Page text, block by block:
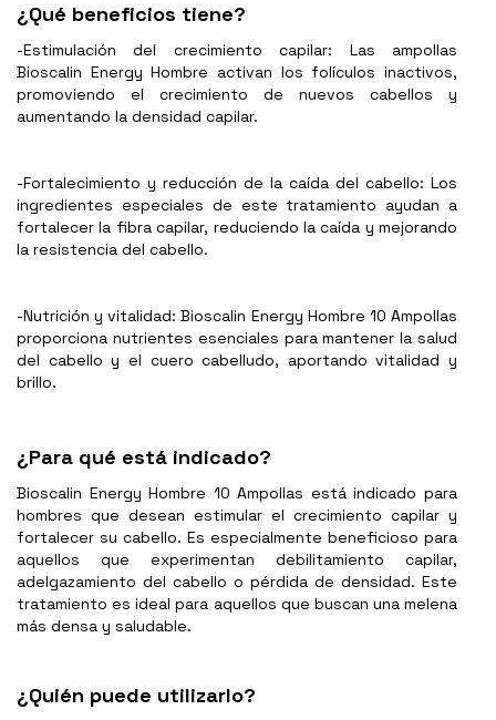
¿Qué beneficios tiene?
-Estimulación del crecimiento capilar: Las ampollas
Bioscalin Energy Hombre activan los folículos inactivos,
promoviendo el crecimiento de nuevos cabellos y
aumentando la densidad capilar.
-Fortalecimiento y reducción de la caída del cabello: Los
ingredientes especiales de este tratamiento ayudan a
fortalecer la fibra capilar, reduciendo la caída y mejorando
la resistencia del cabello.
-Nutrición y vitalidad: Bioscalin Energy Hombre 10 Ampollas
proporciona nutrientes esenciales para mantener la salud
del cabello y el cuero cabelludo, aportando vitalidad y
brillo.
¿Para qué está indicado?
Bioscalin Energy Hombre 10 Ampollas está indicado para
hombres que desean estimular el crecimiento capilar y
fortalecer su cabello. Es especialmente beneficioso para
aquellos que experimentan debilitamiento capilar,
adelgazamiento del cabello o pérdida de densidad. Este
tratamiento es ideal para aquellos que buscan una melena
más densa y saludable.
¿Quién puede utilizarlo?